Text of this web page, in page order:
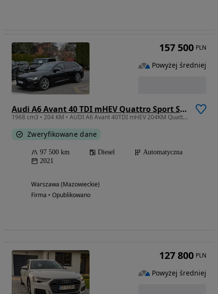
Audi A6 Avant 40 TDI mHEV Quattro Sport S tronic
1968 cm3 • 204 KM • AUDI A6 Avant 40TDI mHEV 204KM Quattro 97tys km B&W SalonPOLSKA S-LINE
Zweryfikowane dane
97 500 km Diesel
Automatyczna
2021
Warszawa (Mazowieckie)
Firma • Opublikowano
157 500 PLN
Powyżej średniej
127 800 PLN
Powyżej średniej